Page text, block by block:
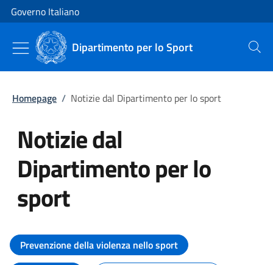
Vai al contenuto
Vai alla navigazione del sito
Governo Italiano
Dipartimento per lo Sport Cerca
Homepage / Notizie dal Dipartimento per lo sport
Notizie dal
Dipartimento per lo
sport
Tutti i contenuti della pagina
Prevenzione della violenza nello sport